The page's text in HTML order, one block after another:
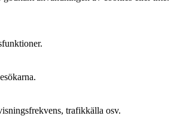
trafikkälla osv.